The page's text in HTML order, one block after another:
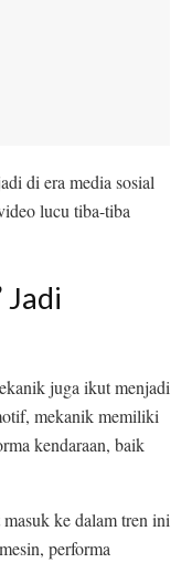
di era media sosial
lucu tiba-tiba
Jadi
juga ikut menjadi
mekanik memiliki
kendaraan, baik
ke dalam tren ini
performa